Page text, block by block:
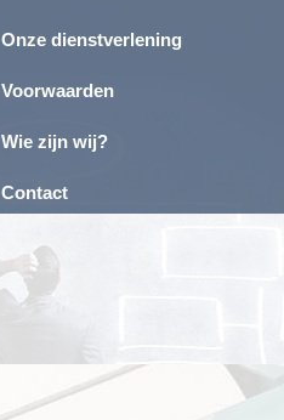
Onze dienstverlening
Voorwaarden
Wie zijn wij?
Contact